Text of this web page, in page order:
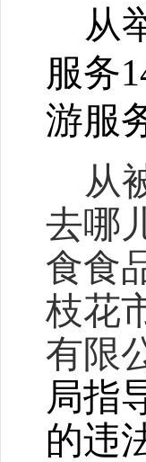
从
服务
游服
从
去哪
食食
枝花
有限
局指
的违